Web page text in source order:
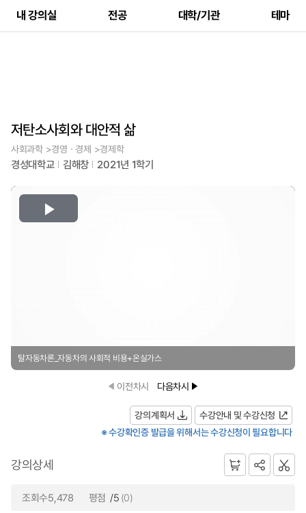
내 강의실 전공 대학/기관 테마
저탄소사회와 대안적 삶
사회과학 >경영ㆍ경제 >경제학
경성대학교 김해창 2021년 1학기
Play
탈자동차론_자동차의 사회적 비용+온실가스
이전차시 다음차시
강의계획서
수강안내 및 수강신청
※ 수강확인증 발급을 위해서는 수강신청이 필요합니다
강의상세
조회수5,478 평점 /5 (0)